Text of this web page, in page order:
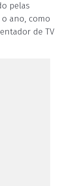
pelas
ano, como
de TV